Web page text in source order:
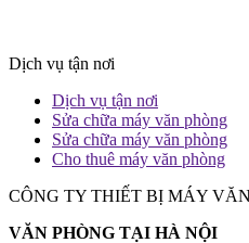
Dịch vụ tận nơi
Dịch vụ tận nơi
Sửa chữa máy văn phòng
Sửa chữa máy văn phòng
Cho thuê máy văn phòng
CÔNG TY THIẾT BỊ MÁY
VĂN PHÒNG TẠI HÀ NỘI